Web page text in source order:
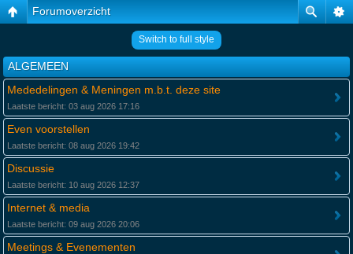
Forumoverzicht
Switch to full style
ALGEMEEN
Mededelingen & Meningen m.b.t. deze site
Laatste bericht: 03 aug 2026 17:16
Even voorstellen
Laatste bericht: 08 aug 2026 19:42
Discussie
Laatste bericht: 10 aug 2026 12:37
Internet & media
Laatste bericht: 09 aug 2026 20:06
Meetings & Evenementen